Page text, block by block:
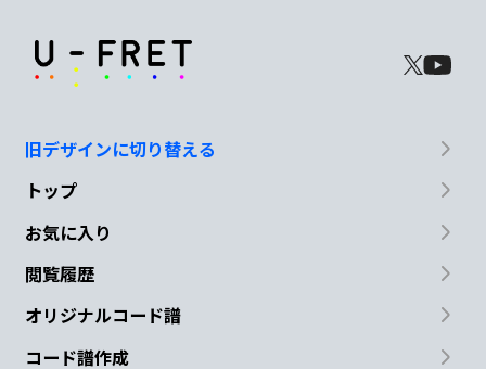
旧デザインに切り替える
トップ
お気に入り
閲覧履歴
オリジナルコード譜
コード譜作成